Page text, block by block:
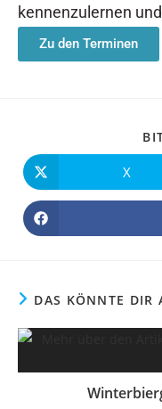
kennenzulernen
Zu den Terminen
X
DAS KÖNNTE DIR